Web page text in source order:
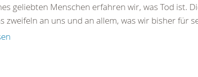
geliebten Menschen erfahren wir, was Tod ist.
zweifeln an uns und an allem, was wir bisher für